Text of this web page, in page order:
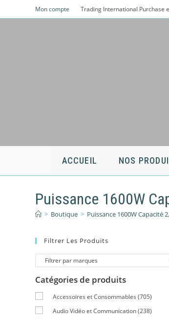
to
Mon compte Trading International Purchase
ACCUEIL NOS
Puissance 1600W
> Boutique > Puissance 1600W Capacité
Filtrer Les Produits
Catégories de produits
Accessoires et Consommables (705)
Audio Vidéo et Communication(238)